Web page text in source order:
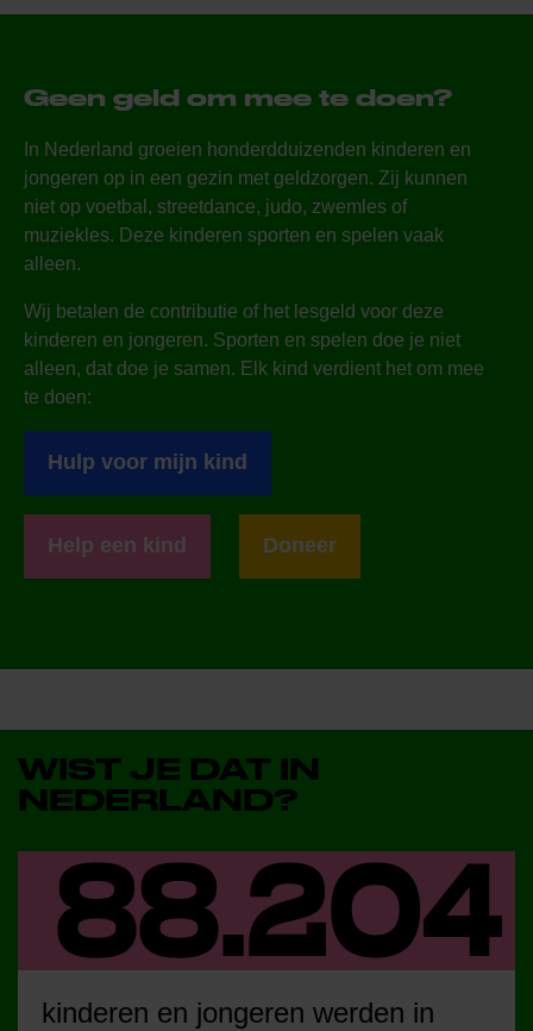
Geen geld om mee te doen?
In Nederland groeien honderdduizenden kinderen en
jongeren op in een gezin met geldzorgen. Zij kunnen
niet op voetbal, streetdance, judo, zwemles of
muziekles. Deze kinderen sporten en spelen vaak
alleen.
Wij betalen de contributie of het lesgeld voor deze
kinderen en jongeren. Sporten en spelen doe je niet
alleen, dat doe je samen. Elk kind verdient het om mee
te doen:
Hulp voor mijn kind
Help een kind Doneer
WIST JE DAT IN
NEDERLAND?
kinderen en jongeren werden in